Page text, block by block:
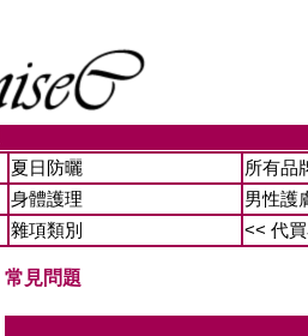
夏日防曬
所有品
身體護理
男性護
雜項類別
<< 代
常見問題